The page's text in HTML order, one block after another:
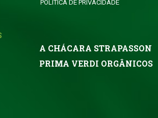
POLÍTICA DE PRIVACIDADE
A CHÁCARA STRAPASSON
PRIMA VERDI ORGÂNICOS